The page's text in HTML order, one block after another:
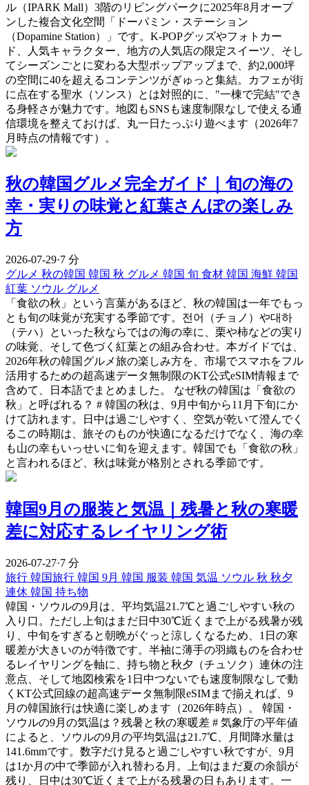
ル（IPARK Mall）3階のリビングパークに2025年8月オープ
ンした複合文化空間「ドーパミン・ステーション
（Dopamine Station）」です。K-POPグッズやフォトカー
ド、人気キャラクター、地方の人気店の限定スイーツ、そし
てシーズンごとに変わる大型ポップアップまで、約2,000坪
の空間に40を超えるコンテンツがぎゅっと集結。カフェが街
に点在する聖水（ソンス）とは対照的に、"一棟で完結"でき
る身軽さが魅力です。地図もSNSも速度制限なしで使える通
信環境を整えておけば、丸一日たっぷり遊べます（2026年7
月時点の情報です）。
秋の韓国グルメ完全ガイド｜旬の海の
幸・実りの味覚と紅葉さんぽの楽しみ
方
2026-07-29·7 分
グルメ 秋の韓国 韓国 秋 グルメ 韓国 旬 食材 韓国 海鮮 韓国
紅葉 ソウル グルメ
「食欲の秋」という言葉があるほど、秋の韓国は一年でもっ
とも旬の味覚が充実する季節です。전어（チョノ）や대하
（テハ）といった秋ならではの海の幸に、栗や柿などの実り
の味覚、そして色づく紅葉との組み合わせ。本ガイドでは、
2026年秋の韓国グルメ旅の楽しみ方を、市場でスマホをフル
活用するための超高速データ無制限のKT公式eSIM情報まで
含めて、日本語でまとめました。 なぜ秋の韓国は「食欲の
秋」と呼ばれる？ # 韓国の秋は、9月中旬から11月下旬にか
けて訪れます。日中は過ごしやすく、空気が乾いて澄んでく
るこの時期は、旅そのものが快適になるだけでなく、海の幸
も山の幸もいっせいに旬を迎えます。韓国でも「食欲の秋」
と言われるほど、秋は味覚が格別とされる季節です。
韓国9月の服装と気温｜残暑と秋の寒暖
差に対応するレイヤリング術
2026-07-27·7 分
旅行 韓国旅行 韓国 9月 韓国 服装 韓国 気温 ソウル 秋 秋夕
連休 韓国 持ち物
韓国・ソウルの9月は、平均気温21.7℃と過ごしやすい秋の
入り口。ただし上旬はまだ日中30℃近くまで上がる残暑が残
り、中旬をすぎると朝晩がぐっと涼しくなるため、1日の寒
暖差が大きいのが特徴です。半袖に薄手の羽織ものを合わせ
るレイヤリングを軸に、持ち物と秋夕（チュソク）連休の注
意点、そして地図検索を1日中つないでも速度制限なしで動
くKT公式回線の超高速データ無制限eSIMまで揃えれば、9
月の韓国旅行は快適に楽しめます（2026年時点）。 韓国・
ソウルの9月の気温は？残暑と秋の寒暖差 # 気象庁の平年値
によると、ソウルの9月の平均気温は21.7℃、月間降水量は
141.6mmです。数字だけ見ると過ごしやすい秋ですが、9月
は1か月の中で季節が入れ替わる月。上旬はまだ夏の余韻が
残り、日中は30℃近くまで上がる残暑の日もあります。一